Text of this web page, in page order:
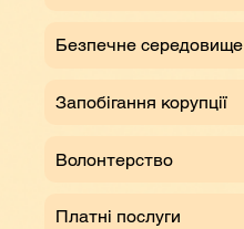
Безпечне середовище
Запобігання корупції
Волонтерство
Платні послуги